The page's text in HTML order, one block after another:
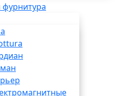
фурнитура